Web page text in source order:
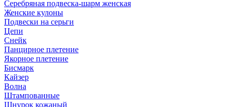
Серебряная подвеска-шарм женская
Женские кулоны
Подвески на серьги
Цепи
Снейк
Панцирное плетение
Якорное плетение
Бисмарк
Кайзер
Волна
Штампованные
Шнурок кожаный